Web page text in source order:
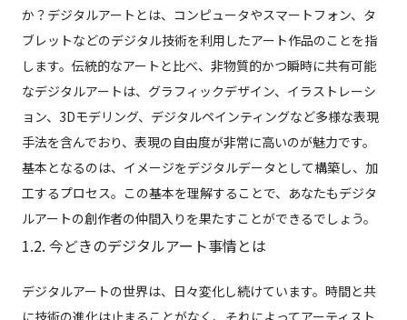
か？デジタルアートとは、コンピュータやスマートフォン、タ
ブレットなどのデジタル技術を利用したアート作品のことを指
します。伝統的なアートと比べ、非物質的かつ瞬時に共有可能
なデジタルアートは、グラフィックデザイン、イラストレーシ
ョン、3Dモデリング、デジタルペインティングなど多様な表現
手法を含んでおり、表現の自由度が非常に高いのが魅力です。
基本となるのは、イメージをデジタルデータとして構築し、加
工するプロセス。この基本を理解することで、あなたもデジタ
ルアートの創作者の仲間入りを果たすことができるでしょう。
1.2. 今どきのデジタルアート事情とは
デジタルアートの世界は、日々変化し続けています。時間と共